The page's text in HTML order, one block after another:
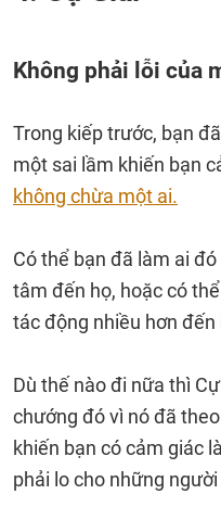
Không phải lỗi của
Trong kiếp trước, bạn
một sai lầm khiến bạn
không chừa một ai.
Có thể bạn đã làm ai
tâm đến họ, hoặc có
tác động nhiều hơn
Dù thế nào đi nữa thì
chướng đó vì nó đã
khiến bạn có cảm giác
phải lo cho những